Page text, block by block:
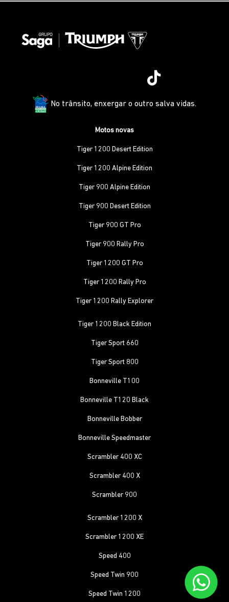
No trânsito, enxergar o outro salva vidas.
Motos novas
Tiger 1200 Desert Edition
Tiger 1200 Alpine Edition
Tiger 900 Alpine Edition
Tiger 900 Desert Edition
Tiger 900 GT Pro
Tiger 900 Rally Pro
Tiger 1200 GT Pro
Tiger 1200 Rally Pro
Tiger 1200 Rally Explorer
Tiger 1200 Black Edition
Tiger Sport 660
Tiger Sport 800
Bonneville T100
Bonneville T120 Black
Bonneville Bobber
Bonneville Speedmaster
Scrambler 400 XC
Scrambler 400 X
Scrambler 900
Scrambler 1200 X
Scrambler 1200 XE
Speed 400
Speed Twin 900
Speed Twin 1200